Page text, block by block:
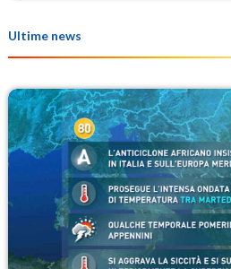
Ultime news